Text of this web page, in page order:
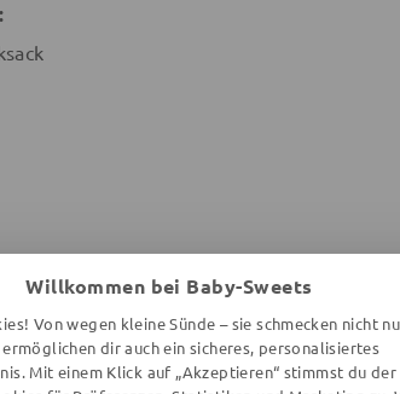
Willkommen bei Baby-Sweets
Von wegen kleine Sünde – sie schmecken nicht
dir auch ein sicheres, personalisiertes
Mit einem Klick auf „Akzeptieren“ stimmst du der